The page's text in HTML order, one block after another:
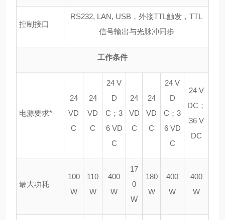
控制接口
RS232, LAN, USB ，外接TTL 触发， TTL
信号输出与光脉冲同步
工作条件
电源要求*
24
VD
C
24
VD
C
24 V
D
C ； 3
6 VD
C
24
VD
C
24
VD
C
24 V
D
C ； 3
6 VD
C
24 V
DC ；
36 V
DC
最大功耗
100
W
110
W
400
W
17
0
W
180
W
400
W
400
W